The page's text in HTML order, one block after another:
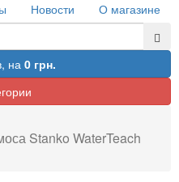
Новости
О магазине
на 0 грн.
Stanko WaterTeach